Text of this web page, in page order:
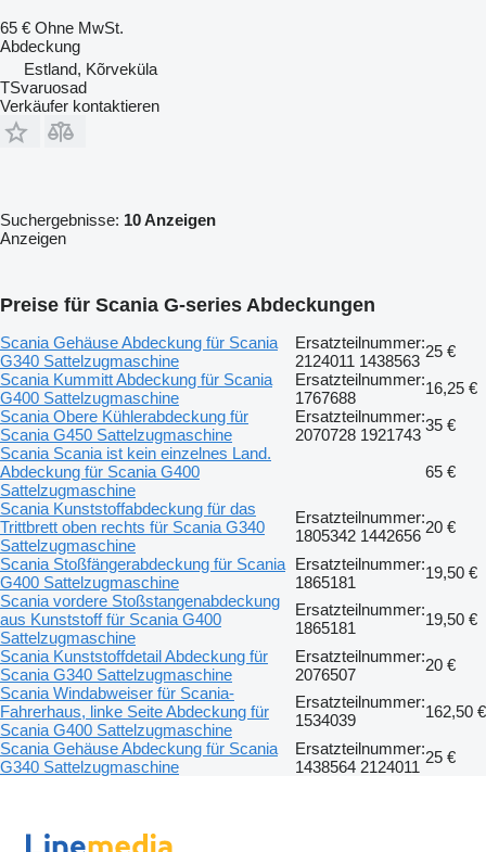
65 € Ohne MwSt.
Abdeckung
Estland, Kõrveküla
TSvaruosad
Verkäufer kontaktieren
Suchergebnisse: 10 Anzeigen
Anzeigen
Preise für Scania G-series Abdeckungen
Scania Gehäuse Abdeckung für Scania
G340 Sattelzugmaschine
Ersatzteilnummer:
2124011 1438563
25 €
Scania Kummitt Abdeckung für Scania
G400 Sattelzugmaschine
Ersatzteilnummer:
1767688
16,25 €
Scania Obere Kühlerabdeckung für
Scania G450 Sattelzugmaschine
Ersatzteilnummer:
2070728 1921743
35 €
Scania Scania ist kein einzelnes Land.
Abdeckung für Scania G400
Sattelzugmaschine
65 €
Scania Kunststoffabdeckung für das
Trittbrett oben rechts für Scania G340
Sattelzugmaschine
Ersatzteilnummer:
1805342 1442656 20 €
Scania Stoßfängerabdeckung für Scania
G400 Sattelzugmaschine
Ersatzteilnummer:
1865181
19,50 €
Scania vordere Stoßstangenabdeckung
aus Kunststoff für Scania G400
Sattelzugmaschine
Ersatzteilnummer:
1865181
19,50 €
Scania Kunststoffdetail Abdeckung für
Scania G340 Sattelzugmaschine
Ersatzteilnummer:
2076507
20 €
Scania Windabweiser für Scania-
Fahrerhaus, linke Seite Abdeckung für
Scania G400 Sattelzugmaschine
Ersatzteilnummer:
1534039
162,50 €
Scania Gehäuse Abdeckung für Scania
G340 Sattelzugmaschine
Ersatzteilnummer:
1438564 2124011
25 €